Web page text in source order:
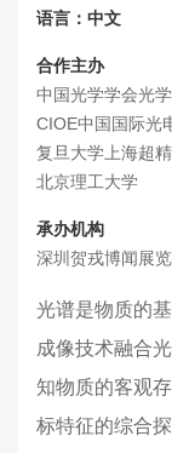
语言：中文
合作主办
中国光学学会光
CIOE中国国际光
复旦大学上海超
北京理工大学
承办机构
深圳贺戎博闻展
光谱是物质的
成像技术融合
知物质的客观
标特征的综合